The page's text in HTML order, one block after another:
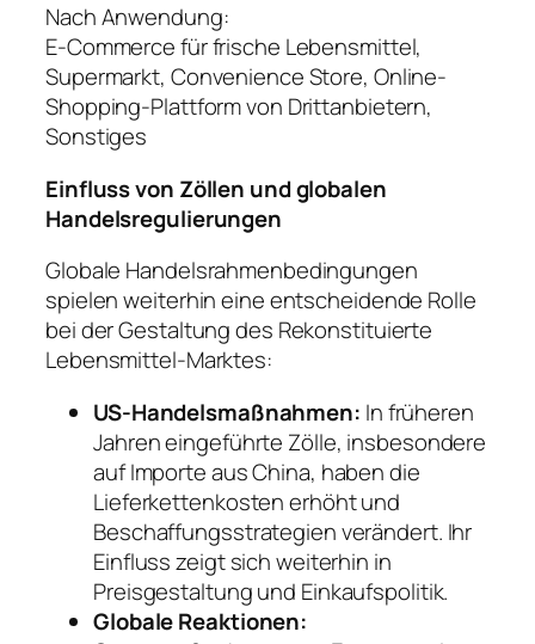
Nach Anwendung:
E-Commerce für frische Lebensmittel,
Supermarkt, Convenience Store, Online-
Shopping-Plattform von Drittanbietern,
Sonstiges
Einfluss von Zöllen und globalen
Handelsregulierungen
Globale Handelsrahmenbedingungen
spielen weiterhin eine entscheidende Rolle
bei der Gestaltung des Rekonstituierte
Lebensmittel-Marktes:
US-Handelsmaßnahmen: In früheren
Jahren eingeführte Zölle, insbesondere
auf Importe aus China, haben die
Lieferkettenkosten erhöht und
Beschaffungsstrategien verändert. Ihr
Einfluss zeigt sich weiterhin in
Preisgestaltung und Einkaufspolitik.
Globale Reaktionen: